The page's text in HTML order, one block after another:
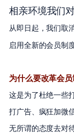
相亲环境我们
从即日起，我们取
启用全新的会员制
为什么要改革会员
这是为了杜绝一些
打广告、疯狂加微
无所谓的态度去对